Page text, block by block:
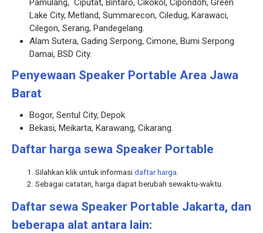
Pamulang, Ciputat, Bintaro, Cikokol, Cipondoh, Green
Lake City, Metland, Summarecon, Ciledug, Karawaci,
Cilegon, Serang, Pandegelang.
Alam Sutera, Gading Serpong, Cimone, Bumi Serpong
Damai, BSD City.
Penyewaan Speaker Portable Area Jawa
Barat
Bogor, Sentul City, Depok
Bekasi, Meikarta, Karawang, Cikarang.
Daftar harga sewa Speaker Portable
Silahkan klik untuk informasidaftar harga.
Sebagai catatan, harga dapat berubah sewaktu-waktu.
Daftar sewa Speaker Portable Jakarta, dan
beberapa alat antara lain: